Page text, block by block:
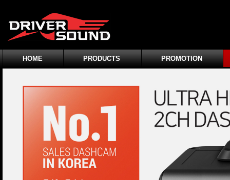
HOME PRODUCTS PROMOTION